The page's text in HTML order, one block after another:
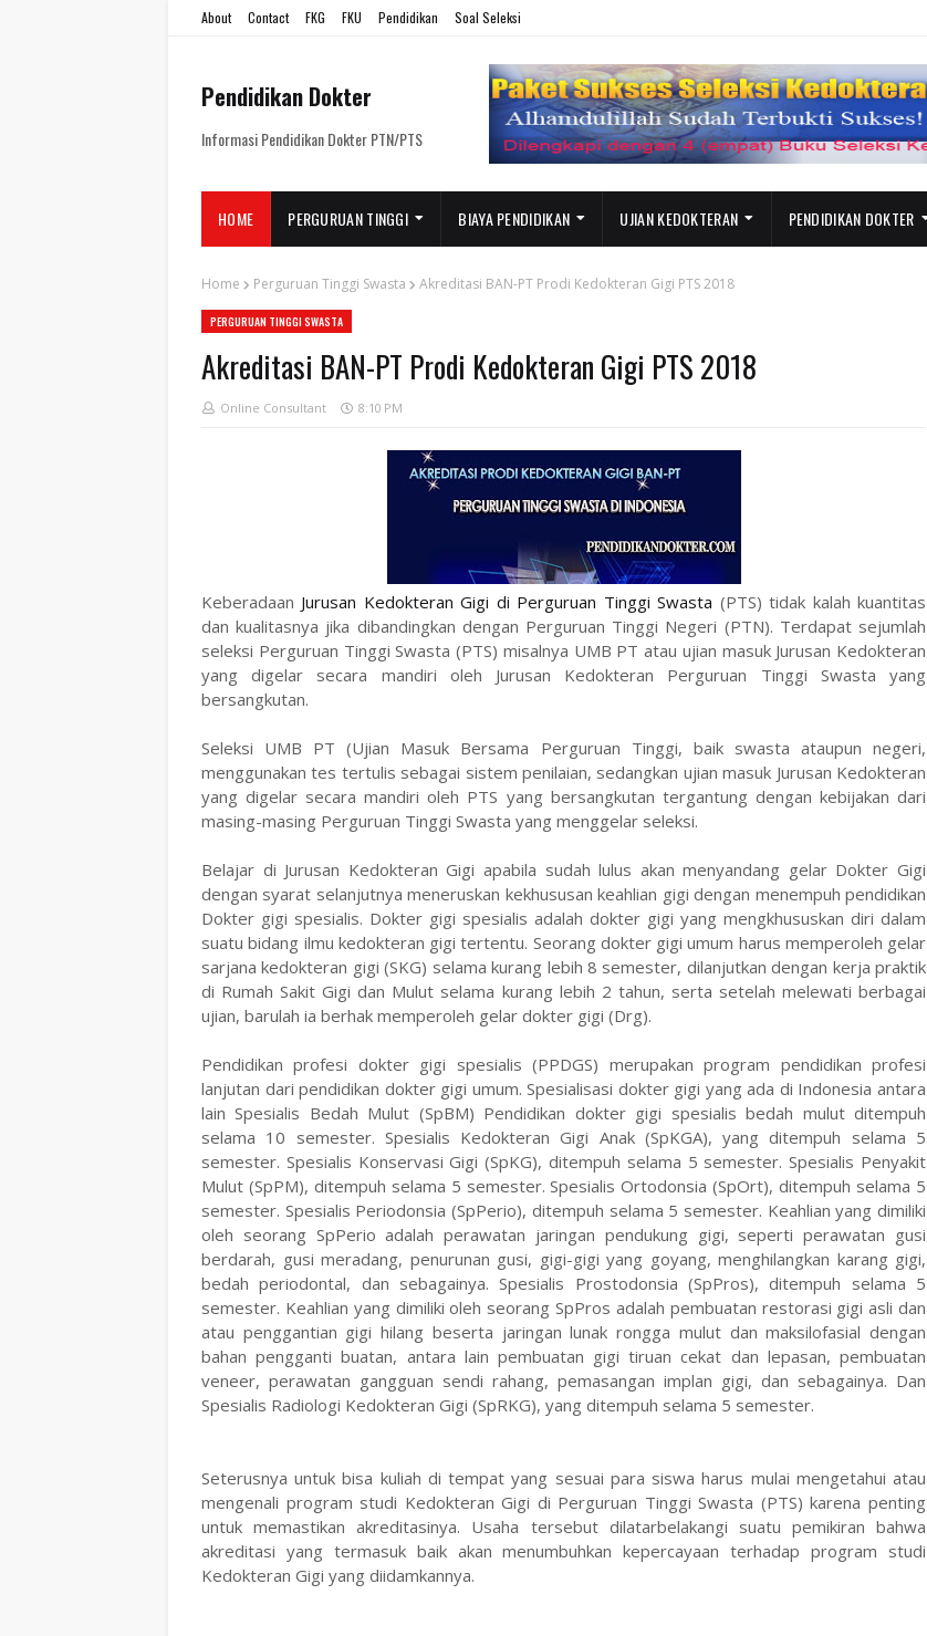
About Contact FKG FKU Pendidikan Soal Seleksi
Pendidikan Dokter
Informasi Pendidikan Dokter PTN/PTS
HOME PERGURUAN TINGGI BIAYA PENDIDIKAN UJIAN KEDOKTERAN PENDIDIKAN DOKTER
Home Perguruan Tinggi Swasta Akreditasi BAN-PT Prodi Kedokteran Gigi PTS 2018
PERGURUAN TINGGI SWASTA
Akreditasi BAN-PT Prodi Kedokteran Gigi PTS 2018
Online Consultant 8:10 PM
Keberadaan Jurusan Kedokteran Gigi di Perguruan Tinggi Swasta (PTS) tidak kalah kuantitas
dan kualitasnya jika dibandingkan dengan Perguruan Tinggi Negeri (PTN). Terdapat sejumlah
seleksi Perguruan Tinggi Swasta (PTS) misalnya UMB PT atau ujian masuk Jurusan Kedokteran
yang digelar secara mandiri oleh Jurusan Kedokteran Perguruan Tinggi Swasta yang
bersangkutan.
Seleksi UMB PT (Ujian Masuk Bersama Perguruan Tinggi, baik swasta ataupun negeri,
menggunakan tes tertulis sebagai sistem penilaian, sedangkan ujian masuk Jurusan Kedokteran
yang digelar secara mandiri oleh PTS yang bersangkutan tergantung dengan kebijakan dari
masing-masing Perguruan Tinggi Swasta yang menggelar seleksi.
Belajar di Jurusan Kedokteran Gigi apabila sudah lulus akan menyandang gelar Dokter Gigi
dengan syarat selanjutnya meneruskan kekhususan keahlian gigi dengan menempuh pendidikan
Dokter gigi spesialis. Dokter gigi spesialis adalah dokter gigi yang mengkhususkan diri dalam
suatu bidang ilmu kedokteran gigi tertentu. Seorang dokter gigi umum harus memperoleh gelar
sarjana kedokteran gigi (SKG) selama kurang lebih 8 semester, dilanjutkan dengan kerja praktik
di Rumah Sakit Gigi dan Mulut selama kurang lebih 2 tahun, serta setelah melewati berbagai
ujian, barulah ia berhak memperoleh gelar dokter gigi (Drg).
Pendidikan profesi dokter gigi spesialis (PPDGS) merupakan program pendidikan profesi
lanjutan dari pendidikan dokter gigi umum. Spesialisasi dokter gigi yang ada di Indonesia antara
lain Spesialis Bedah Mulut (SpBM) Pendidikan dokter gigi spesialis bedah mulut ditempuh
selama 10 semester. Spesialis Kedokteran Gigi Anak (SpKGA), yang ditempuh selama 5
semester. Spesialis Konservasi Gigi (SpKG), ditempuh selama 5 semester. Spesialis Penyakit
Mulut (SpPM), ditempuh selama 5 semester. Spesialis Ortodonsia (SpOrt), ditempuh selama 5
semester. Spesialis Periodonsia (SpPerio), ditempuh selama 5 semester. Keahlian yang dimiliki
oleh seorang SpPerio adalah perawatan jaringan pendukung gigi, seperti perawatan gusi
berdarah, gusi meradang, penurunan gusi, gigi-gigi yang goyang, menghilangkan karang gigi,
bedah periodontal, dan sebagainya. Spesialis Prostodonsia (SpPros), ditempuh selama 5
semester. Keahlian yang dimiliki oleh seorang SpPros adalah pembuatan restorasi gigi asli dan
atau penggantian gigi hilang beserta jaringan lunak rongga mulut dan maksilofasial dengan
bahan pengganti buatan, antara lain pembuatan gigi tiruan cekat dan lepasan, pembuatan
veneer, perawatan gangguan sendi rahang, pemasangan implan gigi, dan sebagainya. Dan
Spesialis Radiologi Kedokteran Gigi (SpRKG), yang ditempuh selama 5 semester.
Seterusnya untuk bisa kuliah di tempat yang sesuai para siswa harus mulai mengetahui atau
mengenali program studi Kedokteran Gigi di Perguruan Tinggi Swasta (PTS) karena penting
untuk memastikan akreditasinya. Usaha tersebut dilatarbelakangi suatu pemikiran bahwa
akreditasi yang termasuk baik akan menumbuhkan kepercayaan terhadap program studi
Kedokteran Gigi yang diidamkannya.